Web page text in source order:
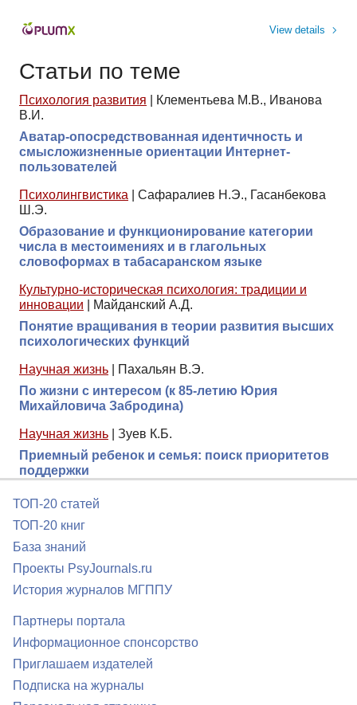
View details
Статьи по теме
Психология развития
Клементьева М.В., Иванова
В.И.
Аватар-опосредствованная идентичность и
смысложизненные ориентации Интернет-
пользователей
Психолингвистика
Сафаралиев Н.Э., Гасанбекова
Ш.Э.
Образование и функционирование категории
числа в местоимениях и в глагольных
словоформах в табасаранском языке
Культурно-историческая психология: традиции и
инновации
Майданский А.Д.
Понятие вращивания в теории развития высших
психологических функций
Научная жизнь
Пахальян В.Э.
По жизни с интересом (к 85-летию Юрия
Михайловича Забродина)
Научная жизнь
Зуев К.Б.
Приемный ребенок и семья: поиск приоритетов
поддержки
ТОП-20 статей
ТОП-20 книг
База знаний
Проекты PsyJournals.ru
История журналов МГППУ
Партнеры портала
Информационное спонсорство
Приглашаем издателей
Подписка на журналы